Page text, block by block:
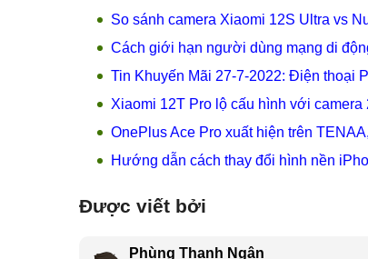
So sánh camera Xiaomi 12S Ultra vs
Cách giới hạn người dùng mạng di
Tin Khuyến Mãi 27-7-2022: Điện thoại
Xiaomi 12T Pro lộ cấu hình với camera
OnePlus Ace Pro xuất hiện trên
Hướng dẫn cách thay đổi hình nền
Được viết bởi
Phùng Thanh Ngân